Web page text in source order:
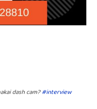
dash cam?#interview